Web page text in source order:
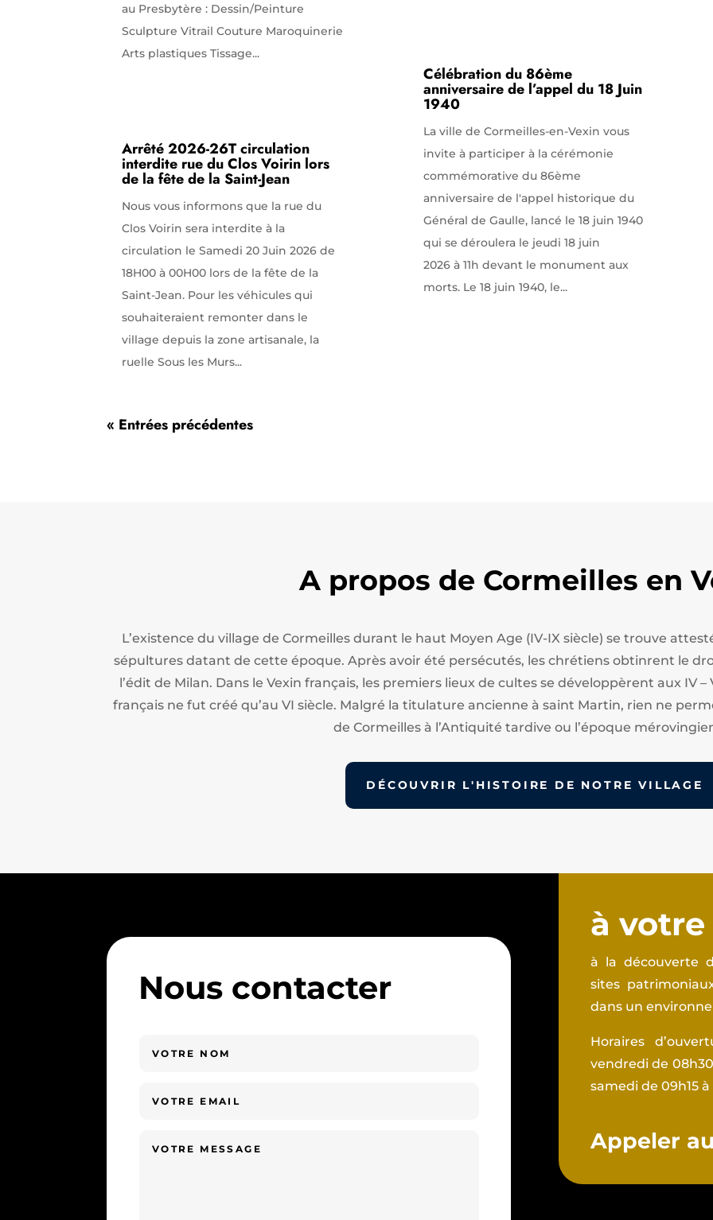
au Presbytère : Dessin/Peinture
Sculpture Vitrail Couture Maroquinerie
Arts plastiques Tissage...
Arrêté 2026-26T circulation
interdite rue du Clos Voirin lors
de la fête de la Saint-Jean
Nous vous informons que la rue du
Clos Voirin sera interdite à la
circulation le Samedi 20 Juin 2026 de
18H00 à 00H00 lors de la fête de la
Saint-Jean. Pour les véhicules qui
souhaiteraient remonter dans le
village depuis la zone artisanale, la
ruelle Sous les Murs...
Célébration du 86ème
anniversaire de l’appel du 18 Juin
1940
La ville de Cormeilles-en-Vexin vous
invite à participer à la cérémonie
commémorative du 86ème
anniversaire de l'appel historique du
Général de Gaulle, lancé le 18 juin 1940
qui se déroulera le jeudi 18 juin
2026 à 11h devant le monument aux
morts. Le 18 juin 1940, le...
« Entrées précédentes
A propos de Cormeilles en
L’existence du village de Cormeilles durant le haut Moyen Age (IV-IX siècle) se trouve
sépultures datant de cette époque. Après avoir été persécutés, les chrétiens obtinrent le
l’édit de Milan. Dans le Vexin français, les premiers lieux de cultes se développèrent aux IV –
français ne fut créé qu’au VI siècle. Malgré la titulature ancienne à saint Martin, rien ne
de Cormeilles à l’Antiquité tardive ou l’époque
DÉCOUVRIR L'HISTOIRE DE NOTRE VILLAGE
Nous contacter
à
à la découverte
sites
dans un
Horaires
vendredi de
samedi de 09h15 à
Appeler au